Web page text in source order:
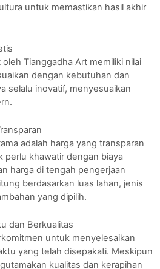
untuk memastikan hasil akhir
Tianggadha Art memiliki nilai
dengan kebutuhan dan
selalu inovatif, menyesuaikan
adalah harga yang transparan
perlu khawatir dengan biaya
harga di tengah pengerjaan
berdasarkan luas lahan, jenis
yang dipilih.
dan Berkualitas
untuk menyelesaikan
yang telah disepakati. Meskipun
kualitas dan kerapihan